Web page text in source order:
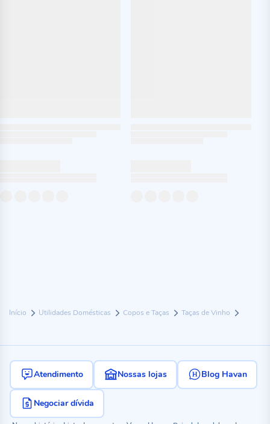
Início Utilidades Domésticas Copos e Taças Taças de Vinho
Atendimento Nossas lojas Blog Havan
Negociar dívida